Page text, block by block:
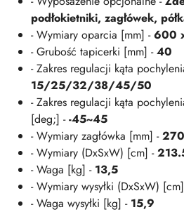
podłokietniki, zagłówek,
- Wymiary oparcia [mm] -600
- Grubość tapicerki [mm] -40
- Zakres regulacji kąta
15/25/32/38/45/50
- Zakres regulacji kąta
[deg;] --45~45
- Wymiary zagłówka [mm] -
- Wymiary (DxSxW) [cm] -
- Waga [kg] - 13,5
- Wymiary wysyłki (DxSxW)
- Waga wysyłki [kg] - 15,9